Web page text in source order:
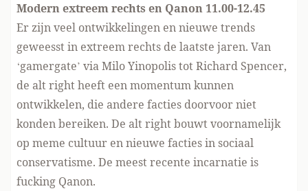
Modern extreem rechts en Qanon 11.00-12.45
Er zijn veel ontwikkelingen en nieuwe trends
geweesst in extreem rechts de laatste jaren. Van
‘gamergate’ via Milo Yinopolis tot Richard Spencer,
de alt right heeft een momentum kunnen
ontwikkelen, die andere facties doorvoor niet
konden bereiken. De alt right bouwt voornamelijk
op meme cultuur en nieuwe facties in sociaal
conservatisme. De meest recente incarnatie is
fucking Qanon.